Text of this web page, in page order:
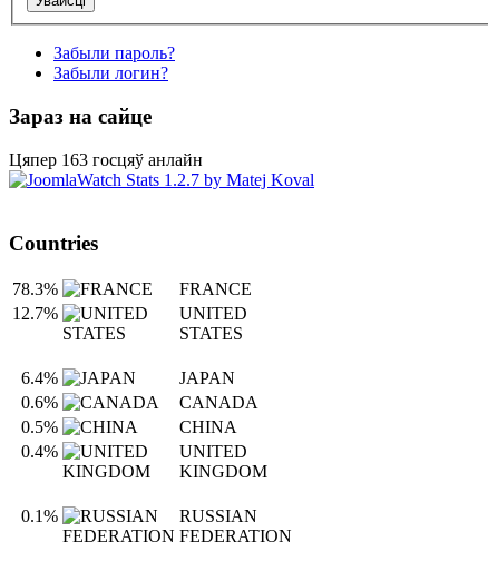
Забыли пароль?
Забыли логин?
Зараз на сайце
Цяпер 163 госцяў анлайн
Countries
78.3%
FRANCE
12.7%
UNITED
STATES
6.4%
JAPAN
0.6%
CANADA
0.5%
CHINA
0.4%
UNITED
KINGDOM
0.1%
RUSSIAN
FEDERATION